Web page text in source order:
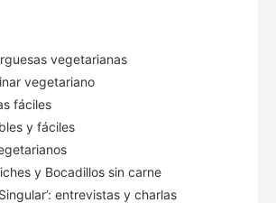
vegetarianas
vegetariano
fáciles
y fáciles
y Bocadillos sin carne
entrevistas y charlas